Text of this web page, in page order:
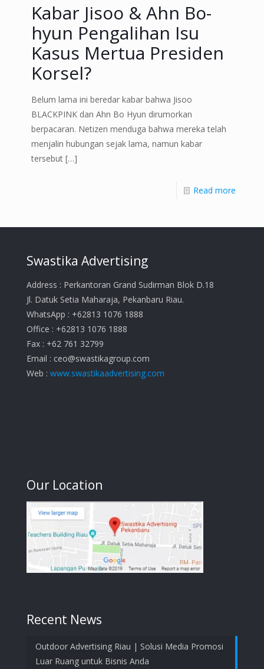
Kabar Jisoo & Ahn Bo-
hyun Pengalihan Isu
Kasus Mertua Presiden
Korsel?
Belum lama ini beredar kabar bahwa Jisoo
BLACKPINK dan Ahn Bo Hyun dirumorkan
berpacaran. Netizen menduga bahwa mereka telah
menjalin hubungan sejak lama, namun kabar
tersebut […]
Read more
Swastika Advertising
Address : Perkantoran Grand Sudirman Blok D.18
Jl. Datuk Setia Maharaja, Pekanbaru Riau.
WhatsApp : +62813 1076 1888
Office : +62813 1076 1888
Fax : +62 761 32799
Email : ceo@swastikagroup.com
Web : www.swastikaadvertising.com
Our Location
Recent News
Outdoor Advertising Riau | Solusi Media Promosi
Luar Ruang untuk Bisnis Anda